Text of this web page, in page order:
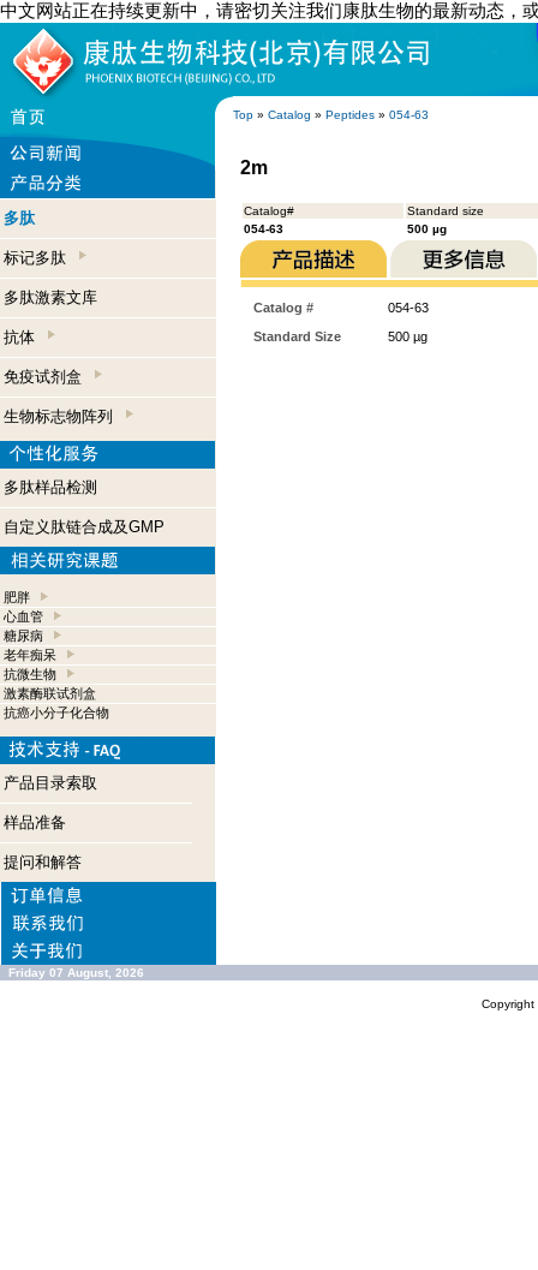
中文网站正在持续更新中，请密切关注我们康肽生物的最新动态，
Top » Catalog » Peptides » 054-63
多肽
标记多肽
多肽激素文库
抗体
免疫试剂盒
生物标志物阵列
多肽样品检测
自定义肽链合成及GMP
肥胖
心血管
糖尿病
老年痴呆
抗微生物
激素酶联试剂盒
抗癌小分子化合物
产品目录索取
样品准备
提问和解答
2m
Catalog#
Standard size
054-63
500 µg
Catalog #
054-63
Standard Size
500 µg
Friday 07 August, 2026